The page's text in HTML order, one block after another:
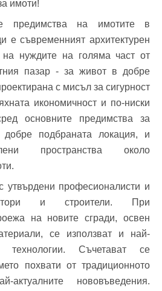
имоти!
предимства на имотите в
е съвременният архитектурен
на нуждите на голяма част от
пазар - за живот в добре
с мисъл за сигурност
икономичност и по-ниски
основните предимства за
добре подбраната локация, и
пространства около
утвърдени професионалисти и
и строители. При
на новите сгради, освен
се използват и най-
технологии. Съчетават се
похвати от традиционното
актуалните нововъведения.